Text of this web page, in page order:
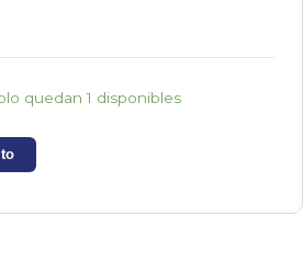
quedan 1 disponibles